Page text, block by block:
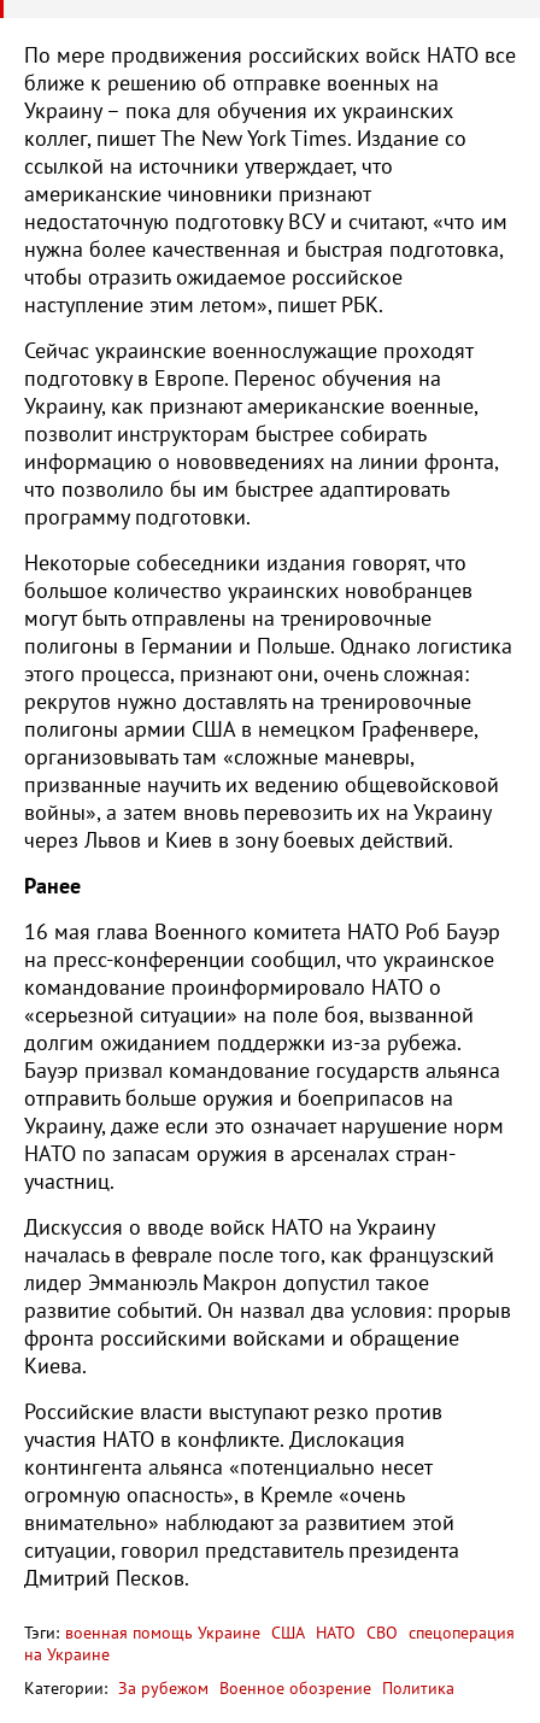
По мере продвижения российских войск НАТО все
ближе к решению об отправке военных на
Украину – пока для обучения их украинских
коллег, пишет The New York Times. Издание со
ссылкой на источники утверждает, что
американские чиновники признают
недостаточную подготовку ВСУ и считают, «что им
нужна более качественная и быстрая подготовка,
чтобы отразить ожидаемое российское
наступление этим летом», пишет РБК.
Сейчас украинские военнослужащие проходят
подготовку в Европе. Перенос обучения на
Украину, как признают американские военные,
позволит инструкторам быстрее собирать
информацию о нововведениях на линии фронта,
что позволило бы им быстрее адаптировать
программу подготовки.
Некоторые собеседники издания говорят, что
большое количество украинских новобранцев
могут быть отправлены на тренировочные
полигоны в Германии и Польше. Однако логистика
этого процесса, признают они, очень сложная:
рекрутов нужно доставлять на тренировочные
полигоны армии США в немецком Графенвере,
организовывать там «сложные маневры,
призванные научить их ведению общевойсковой
войны», а затем вновь перевозить их на Украину
через Львов и Киев в зону боевых действий.
Ранее
16 мая глава Военного комитета НАТО Роб Бауэр
на пресс-конференции сообщил, что украинское
командование проинформировало НАТО о
«серьезной ситуации» на поле боя, вызванной
долгим ожиданием поддержки из-за рубежа.
Бауэр призвал командование государств альянса
отправить больше оружия и боеприпасов на
Украину, даже если это означает нарушение норм
НАТО по запасам оружия в арсеналах стран-
участниц.
Дискуссия о вводе войск НАТО на Украину
началась в феврале после того, как французский
лидер Эмманюэль Макрон допустил такое
развитие событий. Он назвал два условия: прорыв
фронта российскими войсками и обращение
Киева.
Российские власти выступают резко против
участия НАТО в конфликте. Дислокация
контингента альянса «потенциально несет
огромную опасность», в Кремле «очень
внимательно» наблюдают за развитием этой
ситуации, говорил представитель президента
Дмитрий Песков.
Тэги: военная помощь Украине США НАТО СВО спецоперация
на Украине
Категории: За рубежом Военное обозрение Политика